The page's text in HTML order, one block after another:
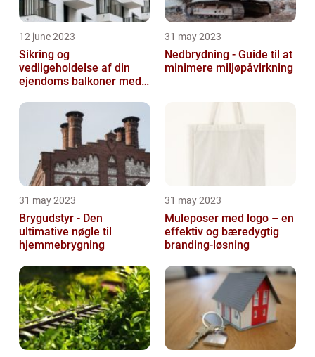
12 june 2023
Sikring og
vedligeholdelse af din
ejendoms balkoner med
31 may 2023
Nedbrydning - Guide til at
minimere miljøpåvirkning
31 may 2023
Brygudstyr - Den
ultimative nøgle til
hjemmebrygning
31 may 2023
Muleposer med logo – en
effektiv og bæredygtig
branding-løsning